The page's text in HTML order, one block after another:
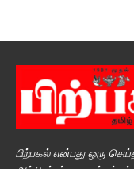
பிற்பகல் என்பது ஒரு